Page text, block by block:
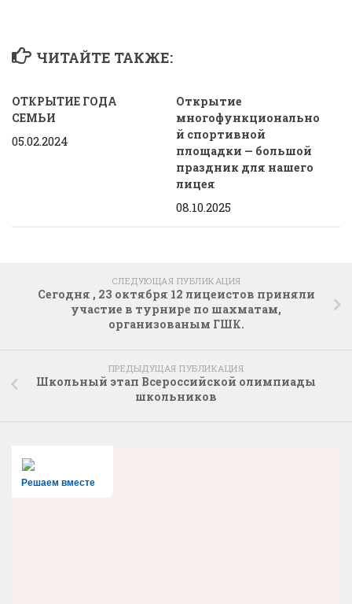
ЧИТАЙТЕ ТАКЖЕ:
ОТКРЫТИЕ ГОДА
СЕМЬИ
05.02.2024
Открытие
многофункционально
й спортивной
площадки — большой
праздник для нашего
лицея
08.10.2025
СЛЕДУЮЩАЯ ПУБЛИКАЦИЯ
Сегодня , 23 октября 12 лицеистов приняли
участие в турнире по шахматам,
организованым ГШК.
ПРЕДЫДУЩАЯ ПУБЛИКАЦИЯ
Школьный этап Всероссийской олимпиады
школьников
Решаем вместе